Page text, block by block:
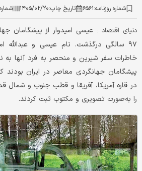
شماره روزنامه:۶۵۶۱ تاریخ چاپ:۱۴۰۵/۰۲/۲۰
دنیای اقتصاد : عیسی امیدوار از پیشگامان
۹۷ سالگی درگذشت. نام عیسی و عبدالله
خاطرات سفر شیرین و منحصر به فرد آنها به
پیشگامان جهانگردی معاصر در ایران بودند
در قاره آمریکا، آفریقا و قطب جنوب و شمال
را به‌صورت تصویری و مکتوب ثبت کردند.